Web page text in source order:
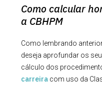
Como calcular
a CBHPM
Como lembrando
deseja aprofundar os
cálculo dos
carreiracom uso da